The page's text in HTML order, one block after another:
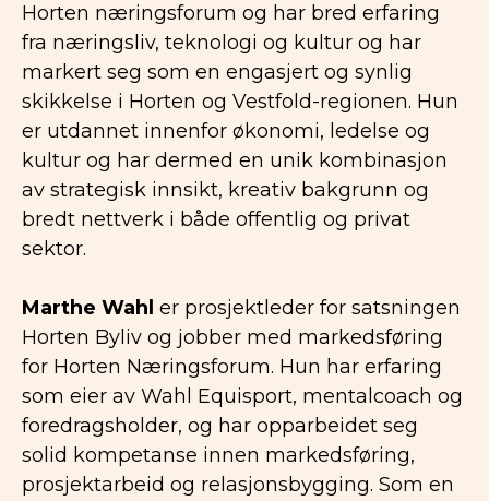
Horten næringsforum og har bred erfaring
fra næringsliv, teknologi og kultur og har
markert seg som en engasjert og synlig
skikkelse i Horten og Vestfold-regionen. Hun
er utdannet innenfor økonomi, ledelse og
kultur og har dermed en unik kombinasjon
av strategisk innsikt, kreativ bakgrunn og
bredt nettverk i både offentlig og privat
sektor.
Marthe Wahl er prosjektleder for satsningen
Horten Byliv og jobber med markedsføring
for Horten Næringsforum. Hun har erfaring
som eier av Wahl Equisport, mentalcoach og
foredragsholder, og har opparbeidet seg
solid kompetanse innen markedsføring,
prosjektarbeid og relasjonsbygging. Som en